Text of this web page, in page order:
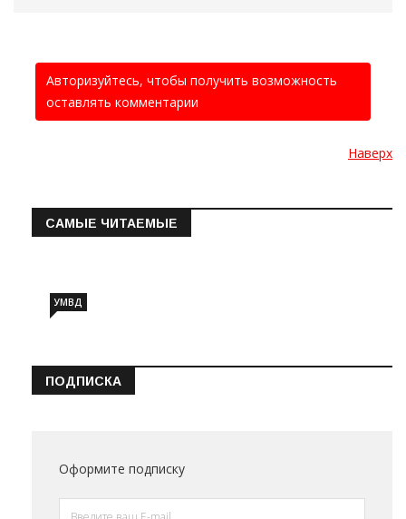
Авторизуйтесь, чтобы получить возможность
оставлять комментарии
Наверх
САМЫЕ ЧИТАЕМЫЕ
УМВД
ПОДПИСКА
Оформите подписку